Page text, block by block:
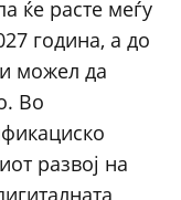
ќе расте меѓу
година, а до
можел да
Во
развој на